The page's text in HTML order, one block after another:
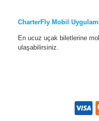
CharterFly Mobil
En ucuz uçak biletlerine
ulaşabilirsiniz.